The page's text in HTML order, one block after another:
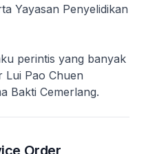
Yayasan Penyelidikan
perintis yang banyak
Lui Pao Chuen
Bakti Cemerlang.
Order